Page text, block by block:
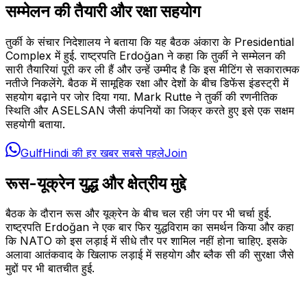
सम्मेलन की तैयारी और रक्षा सहयोग
तुर्की के संचार निदेशालय ने बताया कि यह बैठक अंकारा के Presidential
Complex में हुई. राष्ट्रपति Erdoğan ने कहा कि तुर्की ने सम्मेलन की
सारी तैयारियां पूरी कर ली हैं और उन्हें उम्मीद है कि इस मीटिंग से सकारात्मक
नतीजे निकलेंगे. बैठक में सामूहिक रक्षा और देशों के बीच डिफेंस इंडस्ट्री में
सहयोग बढ़ाने पर जोर दिया गया. Mark Rutte ने तुर्की की रणनीतिक
स्थिति और ASELSAN जैसी कंपनियों का जिक्र करते हुए इसे एक सक्षम
सहयोगी बताया.
GulfHindi की हर खबर सबसे पहलेJoin
रूस-यूक्रेन युद्ध और क्षेत्रीय मुद्दे
बैठक के दौरान रूस और यूक्रेन के बीच चल रही जंग पर भी चर्चा हुई.
राष्ट्रपति Erdoğan ने एक बार फिर युद्धविराम का समर्थन किया और कहा
कि NATO को इस लड़ाई में सीधे तौर पर शामिल नहीं होना चाहिए. इसके
अलावा आतंकवाद के खिलाफ लड़ाई में सहयोग और ब्लैक सी की सुरक्षा जैसे
मुद्दों पर भी बातचीत हुई.